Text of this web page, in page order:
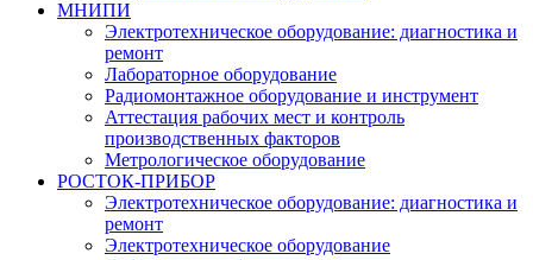
МНИПИ
Электротехническое оборудование: диагностика и
ремонт
Лабораторное оборудование
Радиомонтажное оборудование и инструмент
Аттестация рабочих мест и контроль
производственных факторов
Метрологическое оборудование
РОСТОК-ПРИБОР
Электротехническое оборудование: диагностика и
ремонт
Электротехническое оборудование